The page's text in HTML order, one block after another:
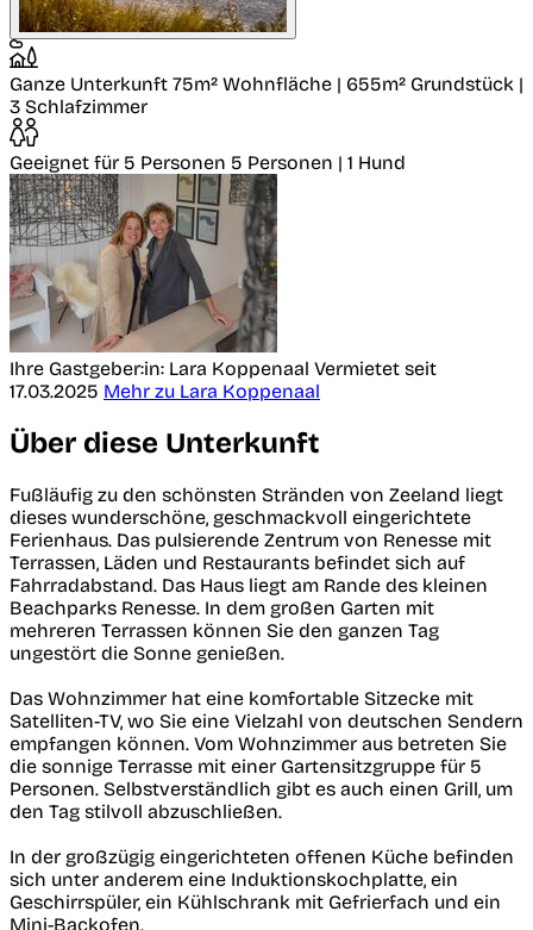
Ganze Unterkunft 75m² Wohnfläche | 655m² Grundstück |
3 Schlafzimmer
Geeignet für 5 Personen 5 Personen | 1 Hund
Ihre Gastgeber:in: Lara Koppenaal Vermietet seit
17.03.2025 Mehr zu Lara Koppenaal
Über diese Unterkunft
Fußläufig zu den schönsten Stränden von Zeeland liegt
dieses wunderschöne, geschmackvoll eingerichtete
Ferienhaus. Das pulsierende Zentrum von Renesse mit
Terrassen, Läden und Restaurants befindet sich auf
Fahrradabstand. Das Haus liegt am Rande des kleinen
Beachparks Renesse. In dem großen Garten mit
mehreren Terrassen können Sie den ganzen Tag
ungestört die Sonne genießen.
Das Wohnzimmer hat eine komfortable Sitzecke mit
Satelliten-TV, wo Sie eine Vielzahl von deutschen Sendern
empfangen können. Vom Wohnzimmer aus betreten Sie
die sonnige Terrasse mit einer Gartensitzgruppe für 5
Personen. Selbstverständlich gibt es auch einen Grill, um
den Tag stilvoll abzuschließen.
In der großzügig eingerichteten offenen Küche befinden
sich unter anderem eine Induktionskochplatte, ein
Geschirrspüler, ein Kühlschrank mit Gefrierfach und ein
Mini-Backofen.